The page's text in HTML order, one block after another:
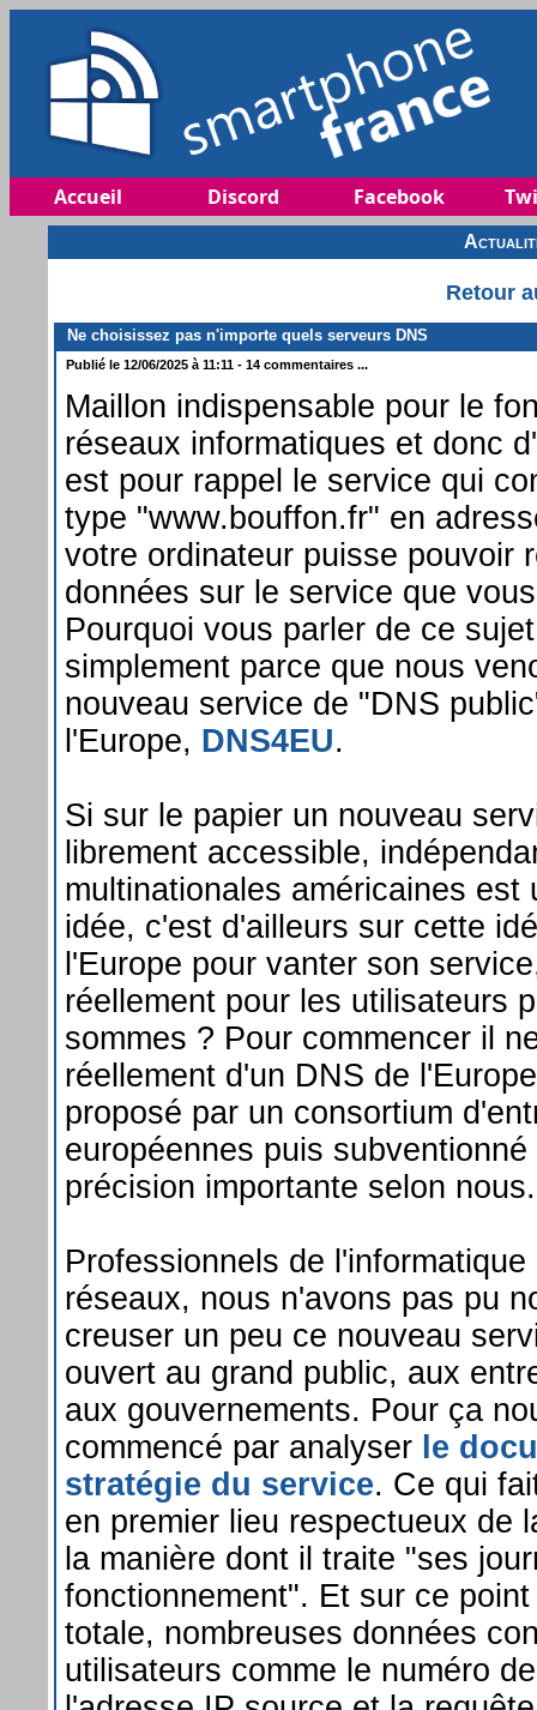
Accueil Discord Facebook
Retour
Ne choisissez pas n'importe quels serveurs DNS
Publié le 12/06/2025 à 11:11 - 14 commentaires ...
Maillon indispensable pour le
réseaux informatiques et donc
est pour rappel le service qui
type "www.bouffon.fr" en
votre ordinateur puisse pouvoir
données sur le service que
Pourquoi vous parler de ce
simplement parce que nous
nouveau service de "DNS
l'Europe, DNS4EU.
Si sur le papier un nouveau
librement accessible,
multinationales américaines est
idée, c'est d'ailleurs sur cette
l'Europe pour vanter son
réellement pour les utilisateurs
sommes ? Pour commencer il
réellement d'un DNS de
proposé par un consortium
européennes puis
précision importante selon nous.
Professionnels de
réseaux, nous n'avons pas pu
creuser un peu ce nouveau
ouvert au grand public, aux
aux gouvernements. Pour ça
commencé par analyser le
stratégie du service. Ce qui
en premier lieu respectueux de
la manière dont il traite "ses
fonctionnement". Et sur ce
totale, nombreuses données
utilisateurs comme le numéro